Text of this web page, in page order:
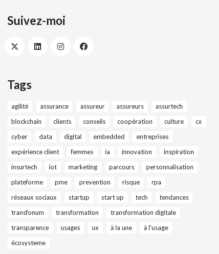
Suivez-moi
Tags
agilité assurance assureur assureurs
assurtech
blockchain
clients conseils coopération culture
cx
cyber
data digital embedded
entreprises
expérience client
femmes ia innovation
inspiration
insurtech
iot marketing parcours
personnalisation
plateforme
pme prevention risque
rpa
réseaux sociaux
startup start up tech
tendances
transfonum
transformation
transformation digitale
transparence
usages ux à la une
à l'usage
écosysteme